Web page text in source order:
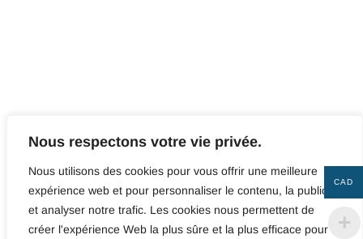
Nous respectons votre vie privée.
Nous utilisons des cookies pour vous offrir une meilleure
expérience web et pour personnaliser le contenu, la publicité
et analyser notre trafic. Les cookies nous permettent de
créer l'expérience Web la plus sûre et la plus efficace pour
Toi & Moi
115.00$
CAD